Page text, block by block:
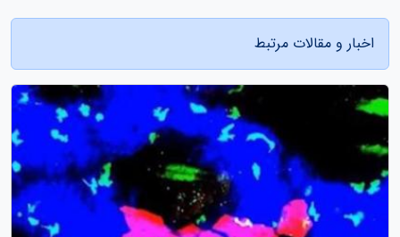
اخبار و مقالات مرتبط